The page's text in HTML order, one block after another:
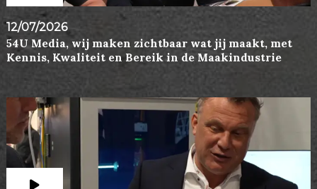
12/07/2026
54U Media, wij maken zichtbaar wat jij maakt, met
Kennis, Kwaliteit en Bereik in de Maakindustrie